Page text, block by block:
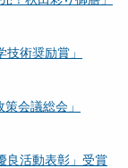
術奨励賞」
会議総会」
良活動表彰」受賞